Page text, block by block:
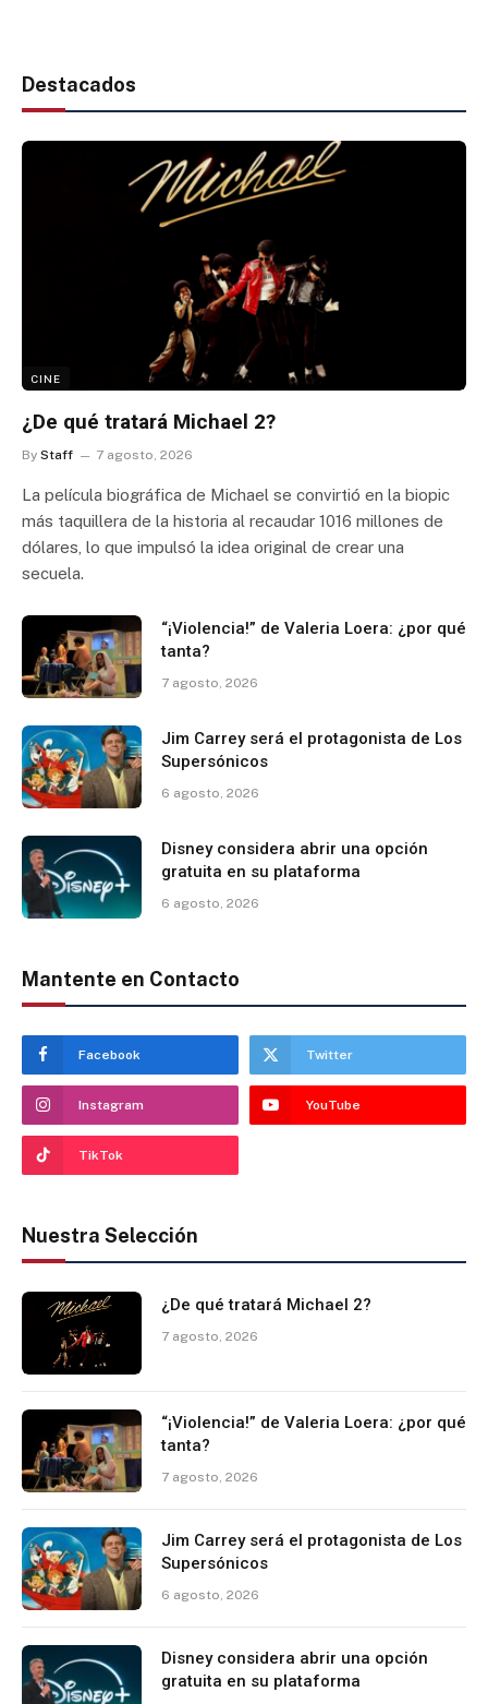
Destacados
CINE
¿De qué tratará Michael 2?
By Staff 7 agosto, 2026
La película biográfica de Michael se convirtió en la biopic
más taquillera de la historia al recaudar 1016 millones de
dólares, lo que impulsó la idea original de crear una
secuela.
“¡Violencia!” de Valeria Loera: ¿por qué
tanta?
7 agosto, 2026
Jim Carrey será el protagonista de Los
Supersónicos
6 agosto, 2026
Disney considera abrir una opción
gratuita en su plataforma
6 agosto, 2026
Mantente en Contacto
Facebook Twitter
Instagram YouTube
TikTok
Nuestra Selección
¿De qué tratará Michael 2?
7 agosto, 2026
“¡Violencia!” de Valeria Loera: ¿por qué
tanta?
7 agosto, 2026
Jim Carrey será el protagonista de Los
Supersónicos
6 agosto, 2026
Disney considera abrir una opción
gratuita en su plataforma